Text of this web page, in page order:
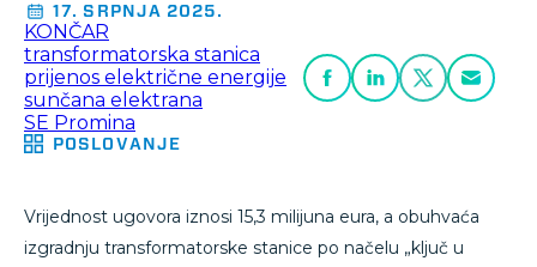
17. SRPNJA 2025.
POSLOVANJE
KONČAR
transformatorska stanica
prijenos električne energije
sunčana elektrana
SE Promina
Vrijednost ugovora iznosi 15,3 milijuna eura, a obuhvaća
izgradnju transformatorske stanice po načelu „ključ u